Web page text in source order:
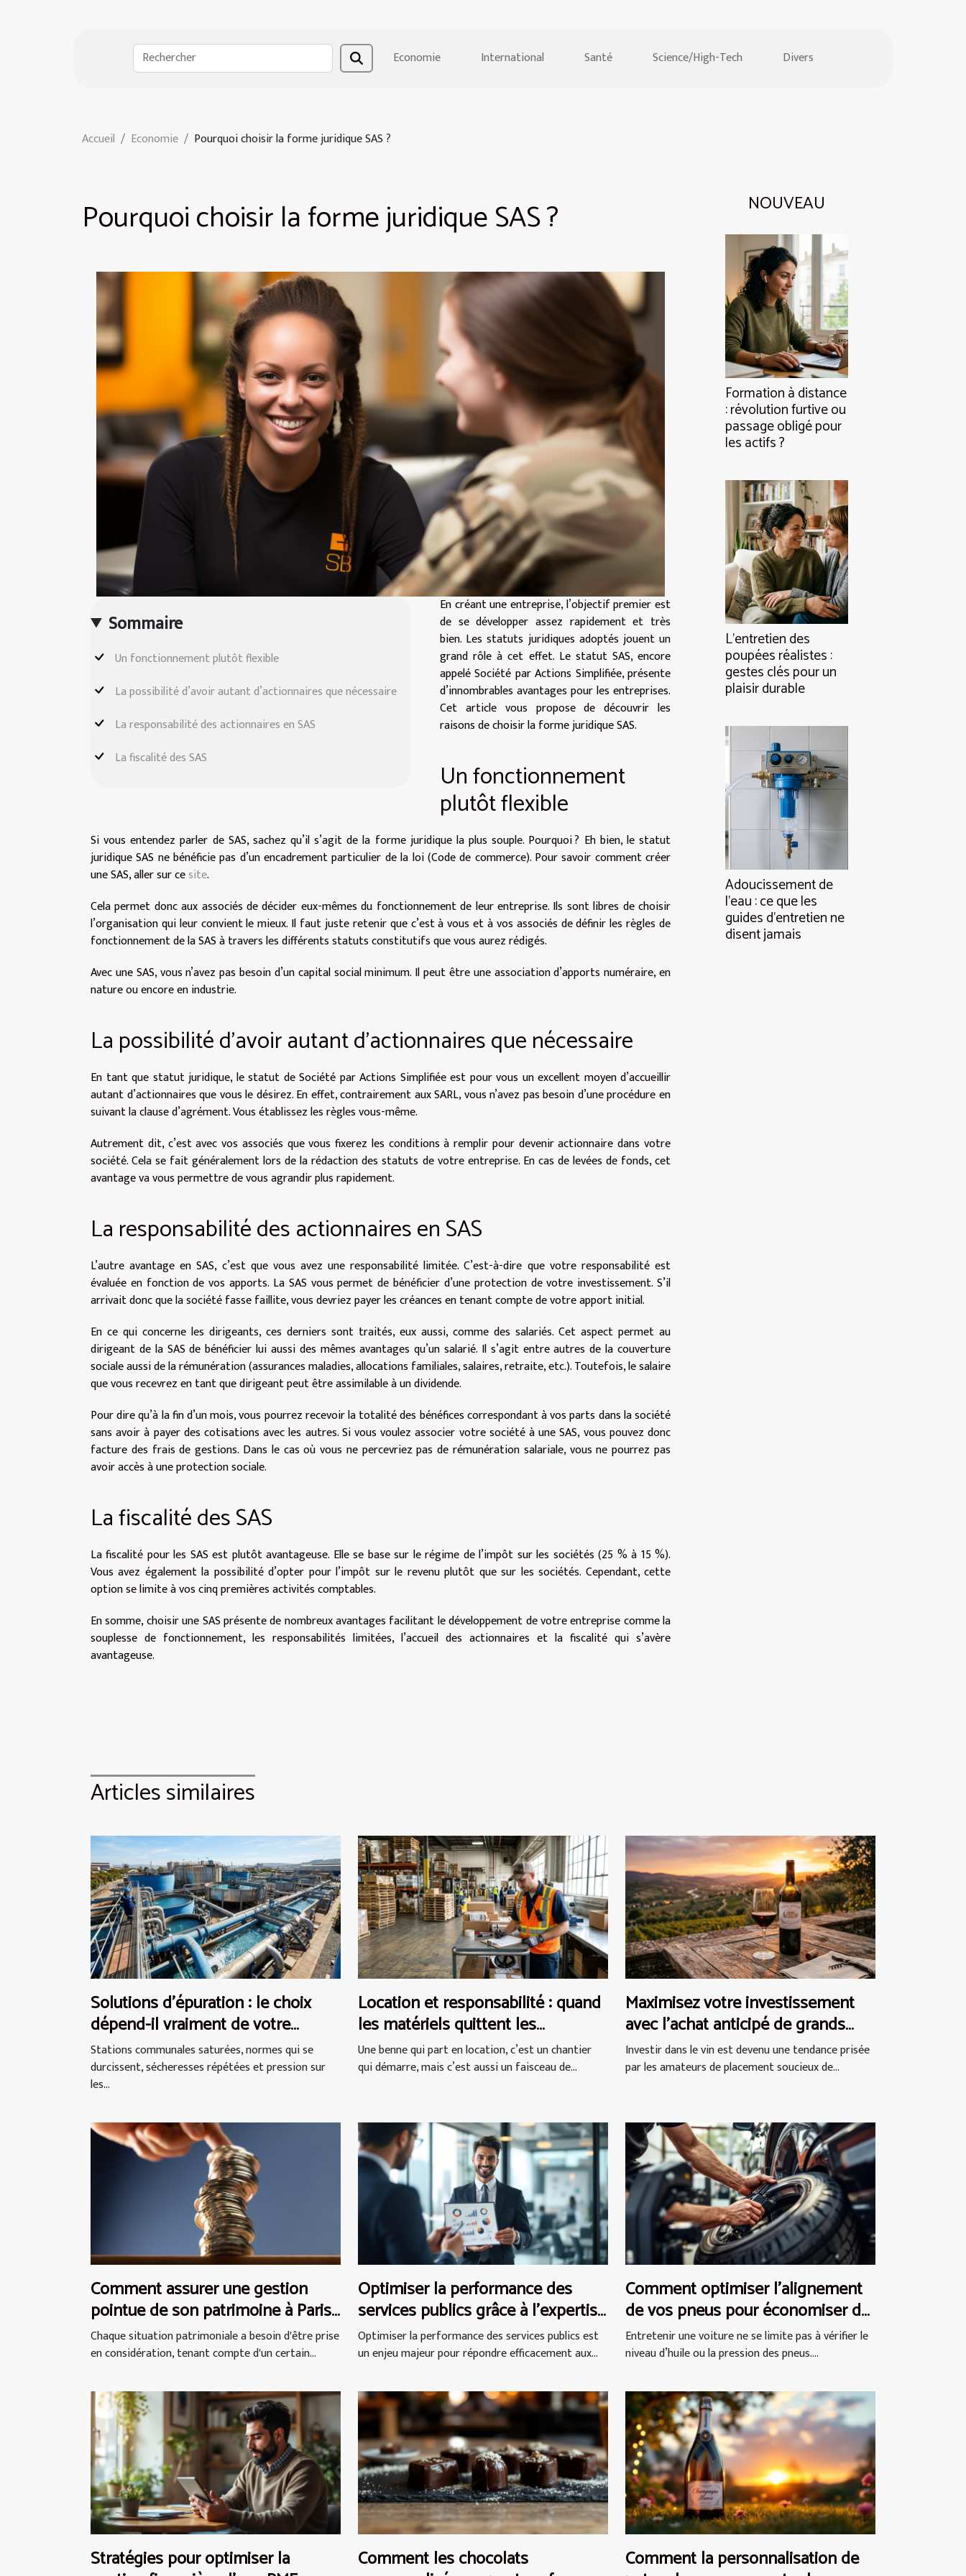
Economie International Santé Science/High-Tech Divers
Accueil Economie Pourquoi choisir la forme juridique SAS ?
Pourquoi choisir la forme juridique SAS ?
Sommaire
Un fonctionnement plutôt flexible
La possibilité d’avoir autant d’actionnaires que nécessaire
La responsabilité des actionnaires en SAS
La fiscalité des SAS
En créant une entreprise, l’objectif premier est
de se développer assez rapidement et très
bien. Les statuts juridiques adoptés jouent un
grand rôle à cet effet. Le statut SAS, encore
appelé Société par Actions Simplifiée, présente
d’innombrables avantages pour les entreprises.
Cet article vous propose de découvrir les
raisons de choisir la forme juridique SAS.
Un fonctionnement
plutôt flexible
Si vous entendez parler de SAS, sachez qu’il s’agit de la forme juridique la plus souple. Pourquoi ? Eh bien, le statut
juridique SAS ne bénéficie pas d’un encadrement particulier de la loi (Code de commerce). Pour savoir comment créer
une SAS, aller sur cesite.
Cela permet donc aux associés de décider eux-mêmes du fonctionnement de leur entreprise. Ils sont libres de choisir
l’organisation qui leur convient le mieux. Il faut juste retenir que c’est à vous et à vos associés de définir les règles de
fonctionnement de la SAS à travers les différents statuts constitutifs que vous aurez rédigés.
Avec une SAS, vous n’avez pas besoin d’un capital social minimum. Il peut être une association d’apports numéraire, en
nature ou encore en industrie.
La possibilité d’avoir autant d’actionnaires que nécessaire
En tant que statut juridique, le statut de Société par Actions Simplifiée est pour vous un excellent moyen d’accueillir
autant d’actionnaires que vous le désirez. En effet, contrairement aux SARL, vous n’avez pas besoin d’une procédure en
suivant la clause d’agrément. Vous établissez les règles vous-même.
Autrement dit, c’est avec vos associés que vous fixerez les conditions à remplir pour devenir actionnaire dans votre
société. Cela se fait généralement lors de la rédaction des statuts de votre entreprise. En cas de levées de fonds, cet
avantage va vous permettre de vous agrandir plus rapidement.
La responsabilité des actionnaires en SAS
L’autre avantage en SAS, c’est que vous avez une responsabilité limitée. C’est-à-dire que votre responsabilité est
évaluée en fonction de vos apports. La SAS vous permet de bénéficier d’une protection de votre investissement. S’il
arrivait donc que la société fasse faillite, vous devriez payer les créances en tenant compte de votre apport initial.
En ce qui concerne les dirigeants, ces derniers sont traités, eux aussi, comme des salariés. Cet aspect permet au
dirigeant de la SAS de bénéficier lui aussi des mêmes avantages qu’un salarié. Il s’agit entre autres de la couverture
sociale aussi de la rémunération (assurances maladies, allocations familiales, salaires, retraite, etc.). Toutefois, le salaire
que vous recevrez en tant que dirigeant peut être assimilable à un dividende.
Pour dire qu’à la fin d’un mois, vous pourrez recevoir la totalité des bénéfices correspondant à vos parts dans la société
sans avoir à payer des cotisations avec les autres. Si vous voulez associer votre société à une SAS, vous pouvez donc
facture des frais de gestions. Dans le cas où vous ne percevriez pas de rémunération salariale, vous ne pourrez pas
avoir accès à une protection sociale.
La fiscalité des SAS
La fiscalité pour les SAS est plutôt avantageuse. Elle se base sur le régime de l’impôt sur les sociétés (25 % à 15 %).
Vous avez également la possibilité d’opter pour l’impôt sur le revenu plutôt que sur les sociétés. Cependant, cette
option se limite à vos cinq premières activités comptables.
En somme, choisir une SAS présente de nombreux avantages facilitant le développement de votre entreprise comme la
souplesse de fonctionnement, les responsabilités limitées, l’accueil des actionnaires et la fiscalité qui s’avère
avantageuse.
NOUVEAU
Formation à distance
: révolution furtive ou
passage obligé pour
les actifs ?
L’entretien des
poupées réalistes :
gestes clés pour un
plaisir durable
Adoucissement de
l’eau : ce que les
guides d’entretien ne
disent jamais
Articles similaires
Solutions d’épuration : le choix
dépend-il vraiment de votre
secteur ?
Stations communales saturées, normes qui se
durcissent, sécheresses répétées et pression sur
les...
Location et responsabilité : quand
les matériels quittent les
entrepôts
Une benne qui part en location, c’est un chantier
qui démarre, mais c’est aussi un faisceau de...
Maximisez votre investissement
avec l'achat anticipé de grands
crus
Investir dans le vin est devenu une tendance prisée
par les amateurs de placement soucieux de...
Comment assurer une gestion
pointue de son patrimoine à Paris
?
Chaque situation patrimoniale a besoin d'être prise
en considération, tenant compte d'un certain...
Optimiser la performance des
services publics grâce à l'expertise
en conseil
Optimiser la performance des services publics est
un enjeu majeur pour répondre efficacement aux...
Comment optimiser l'alignement
de vos pneus pour économiser du
carburant ?
Entretenir une voiture ne se limite pas à vérifier le
niveau d’huile ou la pression des pneus....
Stratégies pour optimiser la Comment les chocolats Comment la personnalisation de